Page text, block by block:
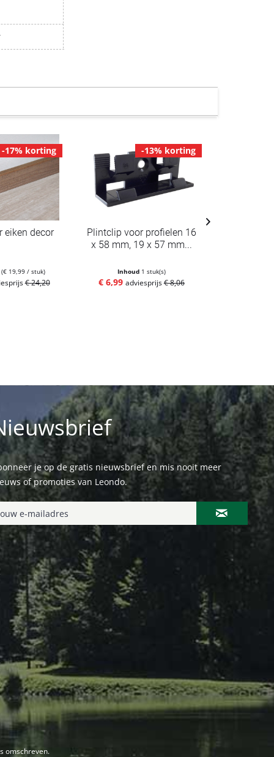
-17% korting
eiken decor
(€ 19,99 / stuk)
€ 24,20
-13% korting
Plintclip voor profielen 16
x 58 mm, 19 x 57 mm...
Inhoud 1 stuk(s)
€ 6,99 adviesprijs€ 8,06
je op de gratis nieuwsbrief en mis nooit meer
of promoties van Leondo.
omschreven.